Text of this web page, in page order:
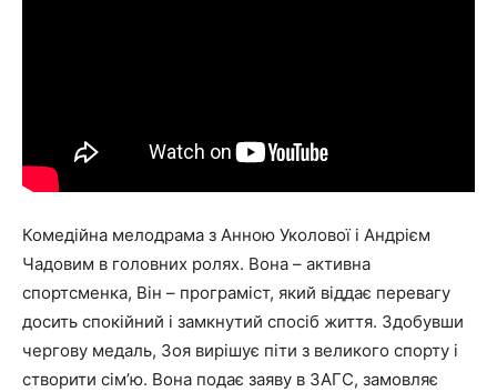
Комедійна мелодрама з Анною Уколової і Андрієм
Чадовим в головних ролях. Вона – активна
спортсменка, Він – програміст, який віддає перевагу
досить спокійний і замкнутий спосіб життя. Здобувши
чергову медаль, Зоя вирішує піти з великого спорту і
створити сім’ю. Вона подає заяву в ЗАГС, замовляє